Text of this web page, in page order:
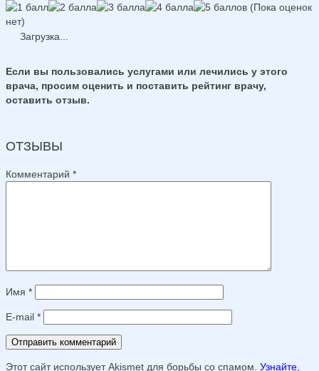
(Пока оценок
нет)
Загрузка...
Если вы пользовались услугами или лечились у этого
врача, просим оценить и поставить рейтинг врачу,
оставить отзыв.
ОТЗЫВЫ
Комментарий *
Имя *
E-mail *
Этот сайт использует Akismet для борьбы со спамом. Узнайте,